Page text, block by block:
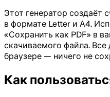
Этот генератор создаёт
в формате Letter и A4.
«Сохранить как PDF» в
скачиваемого файла.
браузере — ничего не
Как